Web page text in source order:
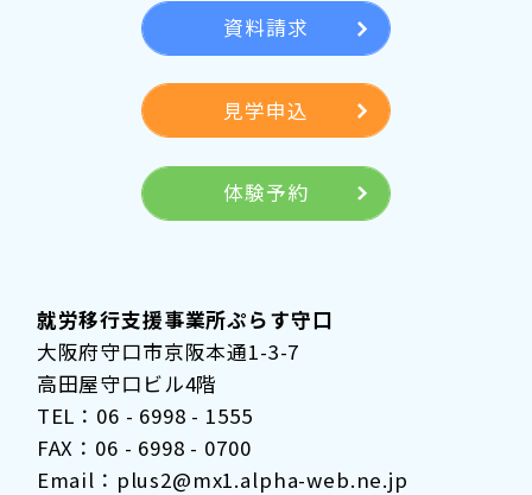
資料請求
見学申込
体験予約
就労移行支援事業所ぷらす守口
大阪府守口市京阪本通1-3-7
高田屋守口ビル4階
TEL：06 - 6998 - 1555
FAX：06 - 6998 - 0700
Email：plus2@mx1.alpha-web.ne.jp